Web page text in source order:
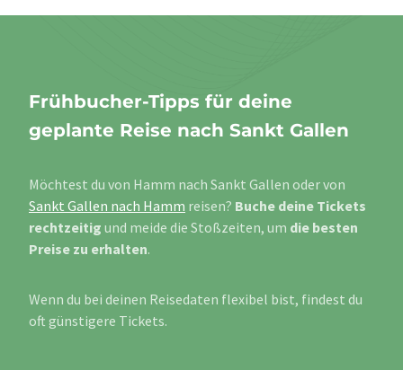
Frühbucher-Tipps für deine
geplante Reise nach Sankt Gallen
Möchtest du von Hamm nach Sankt Gallen oder von
Sankt Gallen nach Hamm reisen? Buche deine Tickets
rechtzeitig und meide die Stoßzeiten, um die besten
Preise zu erhalten.
Wenn du bei deinen Reisedaten flexibel bist, findest du
oft günstigere Tickets.